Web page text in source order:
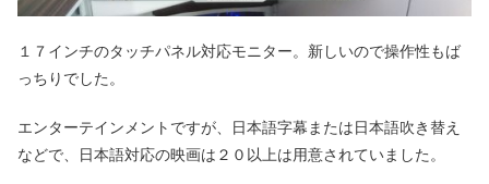
１７インチのタッチパネル対応モニター。新しいので操作性もば
っちりでした。
エンターテインメントですが、日本語字幕または日本語吹き替え
などで、日本語対応の映画は２０以上は用意されていました。